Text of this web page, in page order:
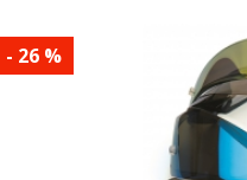
- 26 %